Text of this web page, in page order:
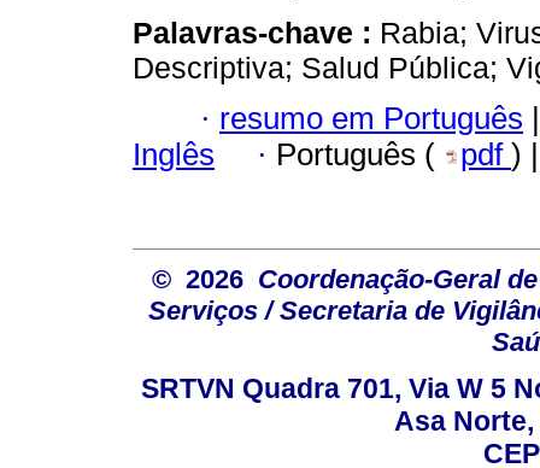
Palavras-chave : Rabia;
Descriptiva; Salud Pública;
· resumo em Português
Inglês
· Português ( pdf )
© 2026 Coordenação-Geral
Serviços / Secretaria de
SRTVN Quadra 701, Via W 5
Asa